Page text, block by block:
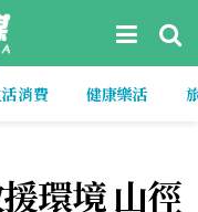
消費 健康樂活
環境 山徑